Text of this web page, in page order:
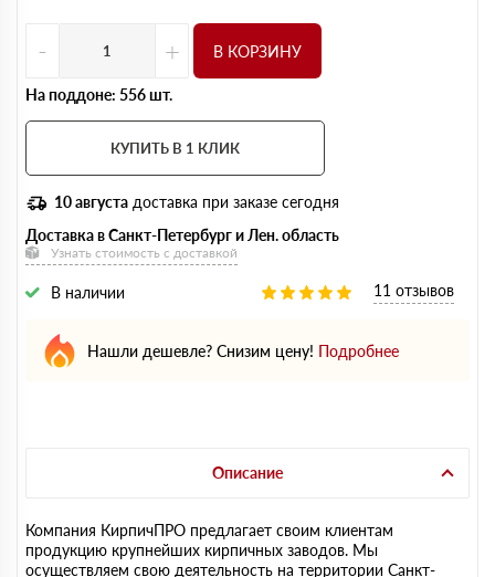
- + В КОРЗИНУ
На поддоне: 556 шт.
КУПИТЬ В 1 КЛИК
10 августа доставка при заказе сегодня
Доставка в Санкт-Петербург и Лен. область
Узнать стоимость с доставкой
В наличии 11 отзывов
Нашли дешевле? Снизим цену! Подробнее
Описание
Компания КирпичПРО предлагает своим клиентам
продукцию крупнейших кирпичных заводов. Мы
осуществляем свою деятельность на территории Санкт-